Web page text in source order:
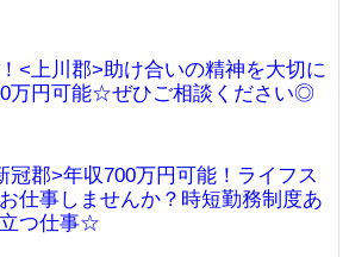
<上川郡>助け合いの精神を大切に
万円可能☆ぜひご相談ください◎
郡>年収700万円可能！ライフス
仕事しませんか？時短勤務制度あ
つ仕事☆